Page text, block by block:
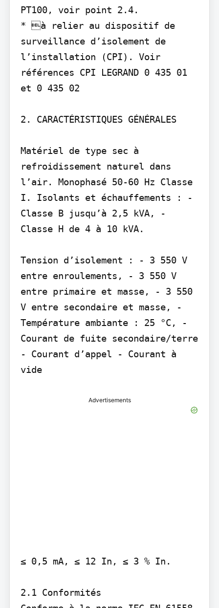
PT100, voir point 2.4.
* à relier au dispositif de
surveillance d’isolement de
l’installation (CPI). Voir
références CPI LEGRAND 0 435 01
et 0 435 02
2. CARACTÉRISTIQUES GÉNÉRALES
Matériel de type sec à
refroidissement naturel dans
l’air. Monophasé 50-60 Hz Classe
I. Isolants et échauffements : -
Classe B jusqu’à 2,5 kVA, -
Classe H de 4 à 10 kVA.
Tension d’isolement : - 3 550 V
entre enroulements, - 3 550 V
entre primaire et masse, - 3 550
V entre secondaire et masse, -
Température ambiante : 25 °C, -
Courant de fuite secondaire/terre
- Courant d’appel - Courant à
vide
Advertisements
≤ 0,5 mA, ≤ 12 In, ≤ 3 % In.
2.1 Conformités